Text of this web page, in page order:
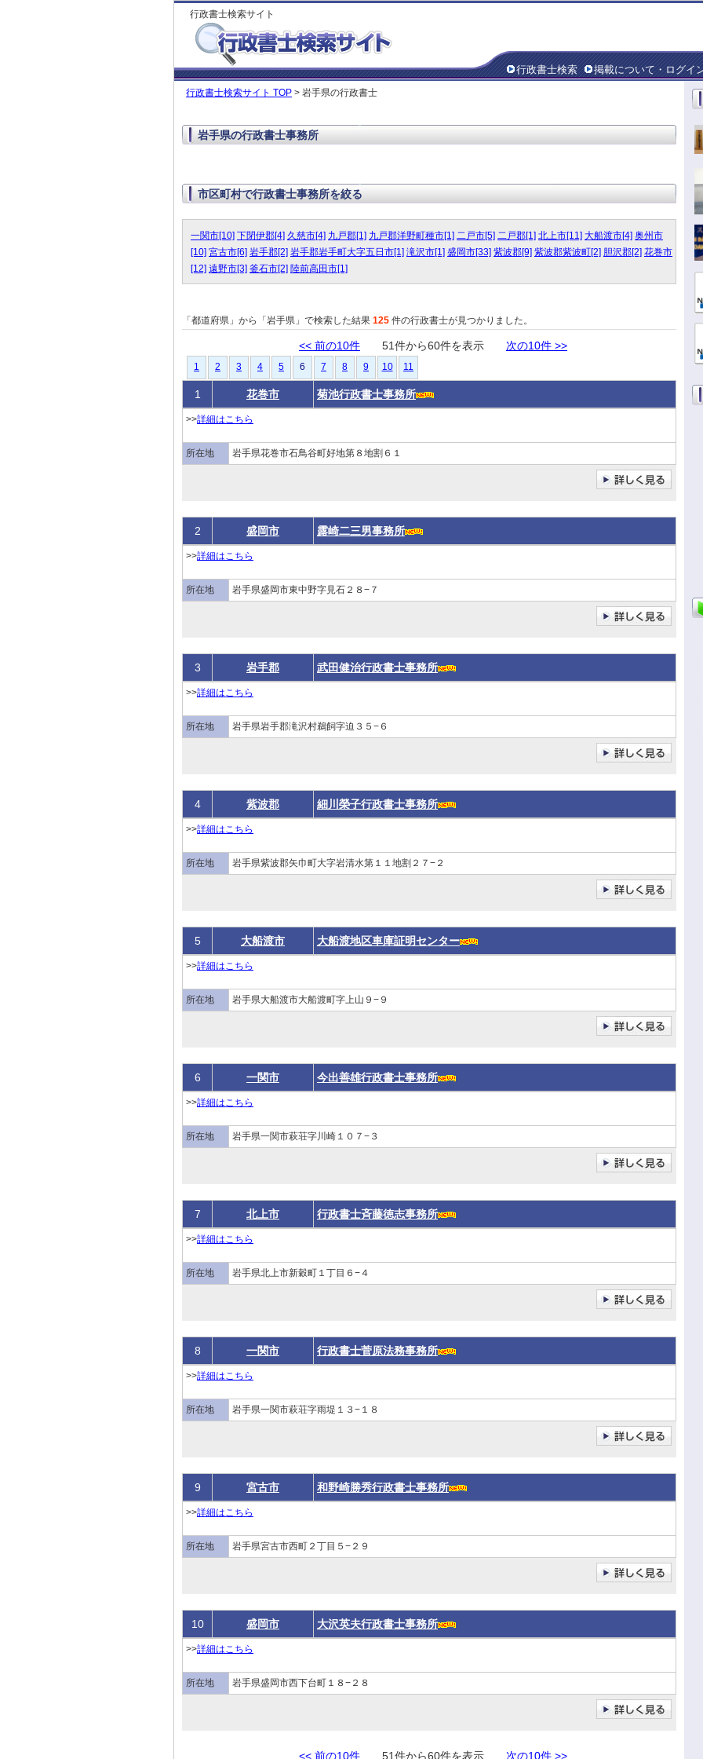
行政書士検索サイト
行政書士検索 掲載について・ログイ
行政書士検索サイト TOP > 岩手県の行政書士
岩手県の行政書士事務所
市区町村で行政書士事務所を絞る
一関市[10] 下閉伊郡[4] 久慈市[4] 九戸郡[1] 九戸郡洋野町種市[1] 二戸市[5] 二戸郡[1] 北上市[11] 大船渡市[4] 奥州市
[10] 宮古市[6] 岩手郡[2] 岩手郡岩手町大字五日市[1] 滝沢市[1] 盛岡市[33] 紫波郡[9] 紫波郡紫波町[2] 胆沢郡[2] 花巻市
[12] 遠野市[3] 釜石市[2] 陸前高田市[1]
「都道府県」から「岩手県」で検索した結果 125 件の行政書士が見つかりました。
<< 前の10件 51件から60件を表示 次の10件 >>
1 2 3 4 5 6 7 8 9 10 11
1 花巻市 菊池行政書士事務所
>>詳細はこちら
所在地 岩手県花巻市石鳥谷町好地第８地割６１
2 盛岡市 露崎二三男事務所
>>詳細はこちら
所在地 岩手県盛岡市東中野字見石２８−７
3 岩手郡 武田健治行政書士事務所
>>詳細はこちら
所在地 岩手県岩手郡滝沢村鵜飼字迫３５−６
4 紫波郡 細川榮子行政書士事務所
>>詳細はこちら
所在地 岩手県紫波郡矢巾町大字岩清水第１１地割２７−２
5 大船渡市 大船渡地区車庫証明センター
>>詳細はこちら
所在地 岩手県大船渡市大船渡町字上山９−９
6 一関市 今出善雄行政書士事務所
>>詳細はこちら
所在地 岩手県一関市萩荘字川崎１０７−３
7 北上市 行政書士斉藤徳志事務所
>>詳細はこちら
所在地 岩手県北上市新穀町１丁目６−４
8 一関市 行政書士菅原法務事務所
>>詳細はこちら
所在地 岩手県一関市萩荘字雨堤１３−１８
9 宮古市 和野崎勝秀行政書士事務所
>>詳細はこちら
所在地 岩手県宮古市西町２丁目５−２９
10 盛岡市 大沢英夫行政書士事務所
>>詳細はこちら
所在地 岩手県盛岡市西下台町１８−２８
<< 前の10件 51件から60件を表示 次の10件 >>